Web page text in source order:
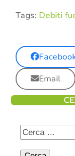
Tags: Debiti
Email